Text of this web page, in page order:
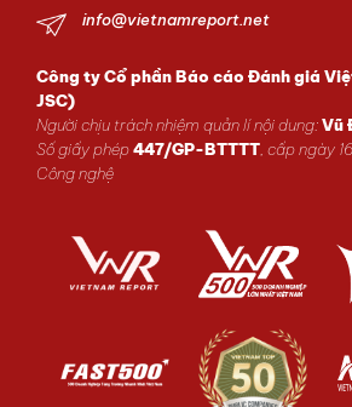
info@vietnamreport.net
Công ty Cổ phần Báo cáo Đánh giá
JSC)
Người chịu trách nhiệm quản lí nội dung:Vũ
Số giấy phép447/GP-BTTTT, cấp ngày
Công nghệ